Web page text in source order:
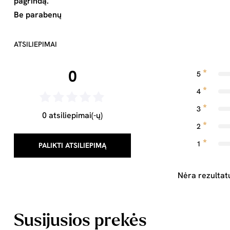
Be parabenų
ATSILIEPIMAI
0
0 atsiliepimai(-ų)
PALIKTI ATSILIEPIMĄ
5
4
3
2
1
Nėra
Susijusios prekės